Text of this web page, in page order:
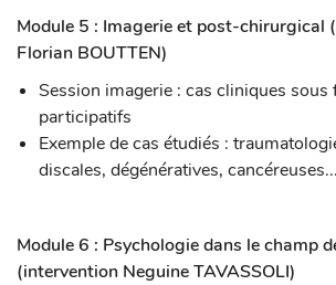
Module 5 : Imagerie et post-chirurgical
Florian BOUTTEN)
Session imagerie : cas cliniques
participatifs
Exemple de cas étudiés :
discales, dégénératives, cancéreuses...
Module 6 : Psychologie dans le champ
(intervention Neguine TAVASSOLI)